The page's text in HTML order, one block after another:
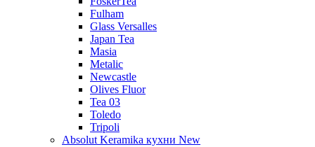
Fulham
Glass Versalles
Japan Tea
Masia
Metalic
Newcastle
Olives Fluor
Tea 03
Toledo
Tripoli
Absolut Keramika кухни New